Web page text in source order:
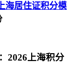
上海居住证积分模
2026上海积分